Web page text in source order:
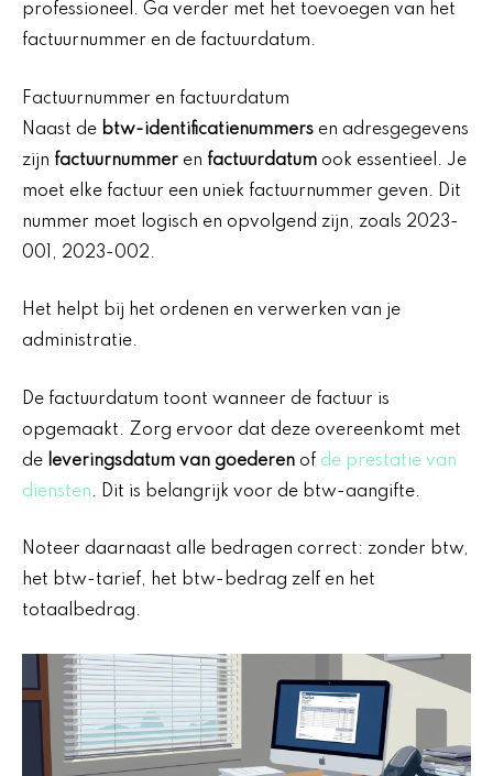
professioneel. Ga verder met het toevoegen van het
factuurnummer en de factuurdatum.
Factuurnummer en factuurdatum
Naast de btw-identificatienummers en adresgegevens
zijn factuurnummer en factuurdatum ook essentieel. Je
moet elke factuur een uniek factuurnummer geven. Dit
nummer moet logisch en opvolgend zijn, zoals 2023-
001, 2023-002.
Het helpt bij het ordenen en verwerken van je
administratie.
De factuurdatum toont wanneer de factuur is
opgemaakt. Zorg ervoor dat deze overeenkomt met
de leveringsdatum van goederen of de prestatie van
diensten. Dit is belangrijk voor de btw-aangifte.
Noteer daarnaast alle bedragen correct: zonder btw,
het btw-tarief, het btw-bedrag zelf en het
totaalbedrag.